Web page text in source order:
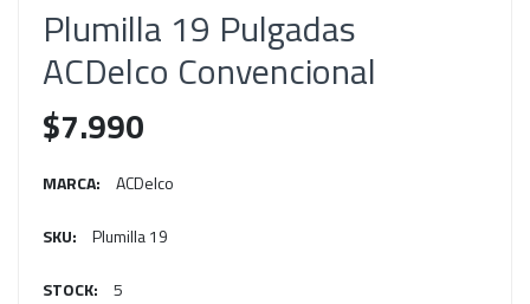
Plumilla 19 Pulgadas
ACDelco Convencional
$7.990
MARCA: ACDelco
SKU: Plumilla 19
STOCK: 5